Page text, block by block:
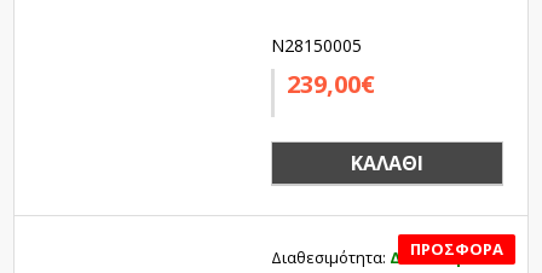
N28150005
239,00€
ΚΑΛΆΘΙ
Διαθεσιμότητα: Διαθέσιμο